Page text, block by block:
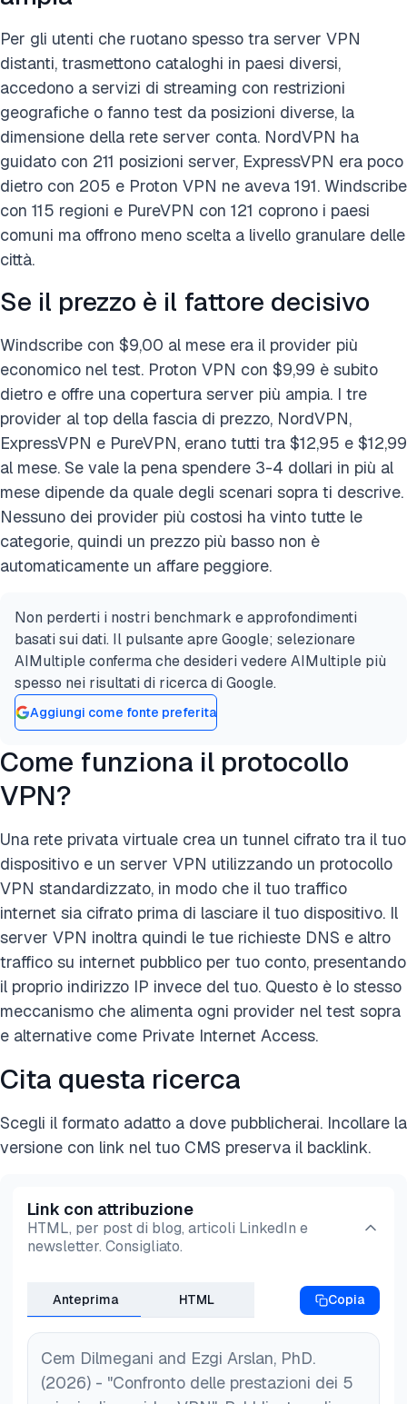
Per gli utenti che ruotano spesso tra server VPN
distanti, trasmettono cataloghi in paesi diversi,
accedono a servizi di streaming con restrizioni
geografiche o fanno test da posizioni diverse, la
dimensione della rete server conta. NordVPN ha
guidato con 211 posizioni server, ExpressVPN era poco
dietro con 205 e Proton VPN ne aveva 191. Windscribe
con 115 regioni e PureVPN con 121 coprono i paesi
comuni ma offrono meno scelta a livello granulare delle
città.
Se il prezzo è il fattore decisivo
Windscribe con $9,00 al mese era il provider più
economico nel test. Proton VPN con $9,99 è subito
dietro e offre una copertura server più ampia. I tre
provider al top della fascia di prezzo, NordVPN,
ExpressVPN e PureVPN, erano tutti tra $12,95 e $12,99
al mese. Se vale la pena spendere 3-4 dollari in più al
mese dipende da quale degli scenari sopra ti descrive.
Nessuno dei provider più costosi ha vinto tutte le
categorie, quindi un prezzo più basso non è
automaticamente un affare peggiore.
Non perderti i nostri benchmark e approfondimenti
basati sui dati. Il pulsante apre Google; selezionare
AIMultiple conferma che desideri vedere AIMultiple più
spesso nei risultati di ricerca di Google.
Aggiungi come fonte preferita
Come funziona il protocollo
VPN?
Una rete privata virtuale crea un tunnel cifrato tra il tuo
dispositivo e un server VPN utilizzando un protocollo
VPN standardizzato, in modo che il tuo traffico
internet sia cifrato prima di lasciare il tuo dispositivo. Il
server VPN inoltra quindi le tue richieste DNS e altro
traffico su internet pubblico per tuo conto, presentando
il proprio indirizzo IP invece del tuo. Questo è lo stesso
meccanismo che alimenta ogni provider nel test sopra
e alternative come Private Internet Access.
Cita questa ricerca
Scegli il formato adatto a dove pubblicherai. Incollare la
versione con link nel tuo CMS preserva il backlink.
Link con attribuzione
HTML, per post di blog, articoli LinkedIn e
newsletter. Consigliato.
Anteprima HTML Copia
Cem Dilmegani and Ezgi Arslan, PhD.
(2026) - "Confronto delle prestazioni dei 5